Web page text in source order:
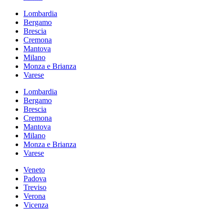
Lombardia
Bergamo
Brescia
Cremona
Mantova
Milano
Monza e Brianza
Varese
Lombardia
Bergamo
Brescia
Cremona
Mantova
Milano
Monza e Brianza
Varese
Veneto
Padova
Treviso
Verona
Vicenza